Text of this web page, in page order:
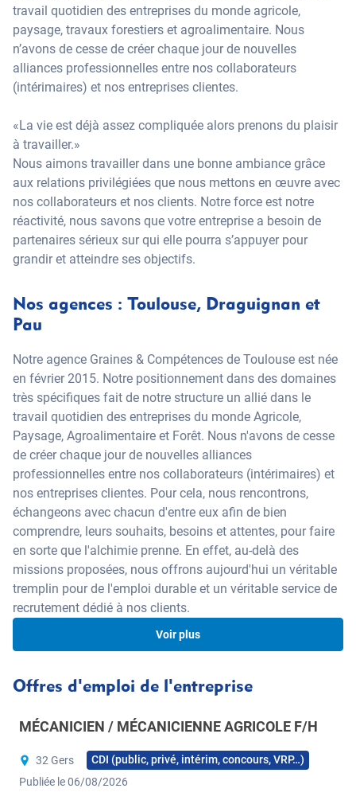
travail quotidien des entreprises du monde agricole,
paysage, travaux forestiers et agroalimentaire. Nous
n’avons de cesse de créer chaque jour de nouvelles
alliances professionnelles entre nos collaborateurs
(intérimaires) et nos entreprises clientes.
«La vie est déjà assez compliquée alors prenons du plaisir
à travailler.»
Nous aimons travailler dans une bonne ambiance grâce
aux relations privilégiées que nous mettons en œuvre avec
nos collaborateurs et nos clients. Notre force est notre
réactivité, nous savons que votre entreprise a besoin de
partenaires sérieux sur qui elle pourra s’appuyer pour
grandir et atteindre ses objectifs.
Nos agences : Toulouse, Draguignan et
Pau
Notre agence Graines & Compétences de Toulouse est née
en février 2015. Notre positionnement dans des domaines
très spécifiques fait de notre structure un allié dans le
travail quotidien des entreprises du monde Agricole,
Paysage, Agroalimentaire et Forêt. Nous n'avons de cesse
de créer chaque jour de nouvelles alliances
professionnelles entre nos collaborateurs (intérimaires) et
nos entreprises clientes. Pour cela, nous rencontrons,
échangeons avec chacun d'entre eux afin de bien
comprendre, leurs souhaits, besoins et attentes, pour faire
en sorte que l'alchimie prenne. En effet, au-delà des
missions proposées, nous offrons aujourd'hui un véritable
tremplin pour de l'emploi durable et un véritable service de
recrutement dédié à nos clients.
Voir plus
Être candidat chez nous
cabinet de recrutement étant spécialisé, il peut vous offrir
une multiplicité d’offres dans vos domaines de
compétences, dans votre région ou sur toute la France si
vous le souhaitez. Il y a forcément une offre qui vous
Offres d'emploi de l'entreprise
MÉCANICIEN / MÉCANICIENNE AGRICOLE F/H
32 Gers
CDI (public, privé, intérim, concours, VRP…)
Publiée le 06/08/2026